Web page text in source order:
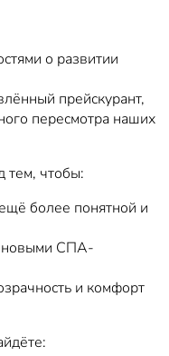
о развитии
прейскурант,
пересмотра наших
тем, чтобы:
более понятной и
новыми СПА-
и комфорт